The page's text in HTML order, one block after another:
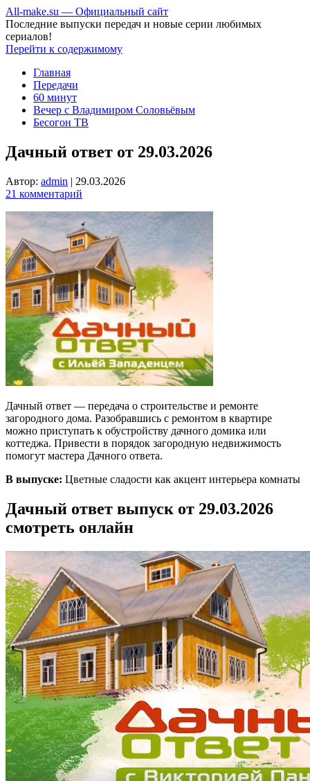
All-make.su — Официальный сайт
Последние выпуски передач и новые серии любимых
сериалов!
Перейти к содержимому
Главная
Передачи
60 минут
Вечер с Владимиром Соловьёвым
Бесогон ТВ
Дачный ответ от 29.03.2026
Автор: admin | 29.03.2026
21 комментарий
Дачный ответ — передача о строительстве и ремонте
загородного дома. Разобравшись с ремонтом в квартире
можно приступать к обустройству дачного домика или
коттеджа. Привести в порядок загородную недвижимость
помогут мастера Дачного ответа.
В выпуске: Цветные сладости как акцент интерьера комнаты
Дачный ответ выпуск от 29.03.2026
смотреть онлайн